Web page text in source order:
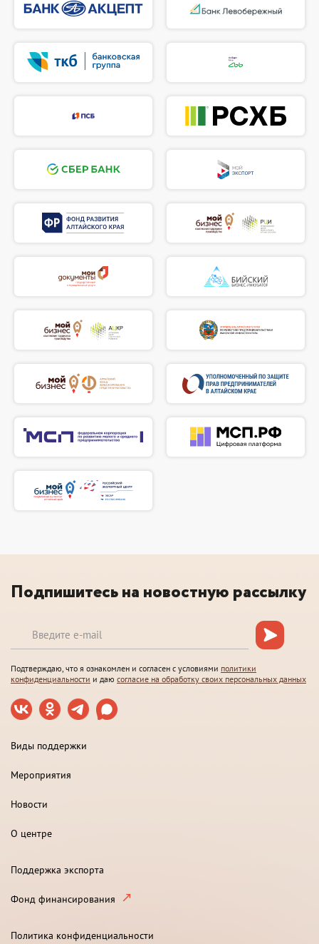
Подпишитесь на новостную рассылку
Подтверждаю, что я ознакомлен и согласен с условиями политики
конфиденциальности и даю согласие на обработку своих персональных данных
Виды поддержки
Мероприятия
Новости
О центре
Поддержка экспорта
Фонд финансирования
Политика конфиденциальности